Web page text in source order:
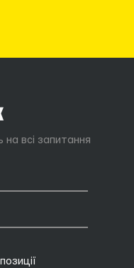
всі запитання